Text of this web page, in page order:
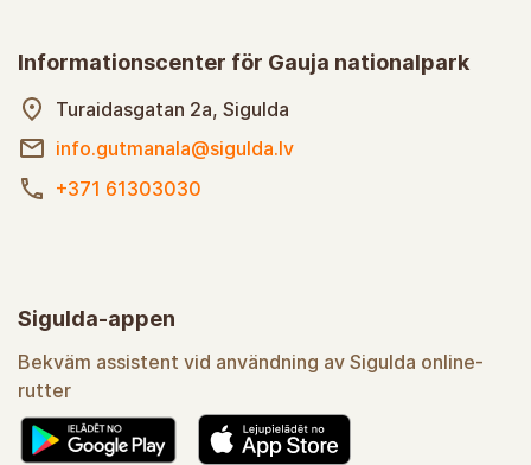
Informationscenter för Gauja nationalpark
Turaidasgatan 2a, Sigulda
info.gutmanala@sigulda.lv
+371 61303030
Sigulda-appen
Bekväm assistent vid användning av Sigulda online-
rutter